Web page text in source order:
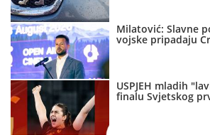
Milatović: Slavne
vojske pripadaju
USPJEH mladih
finalu Svjetskog